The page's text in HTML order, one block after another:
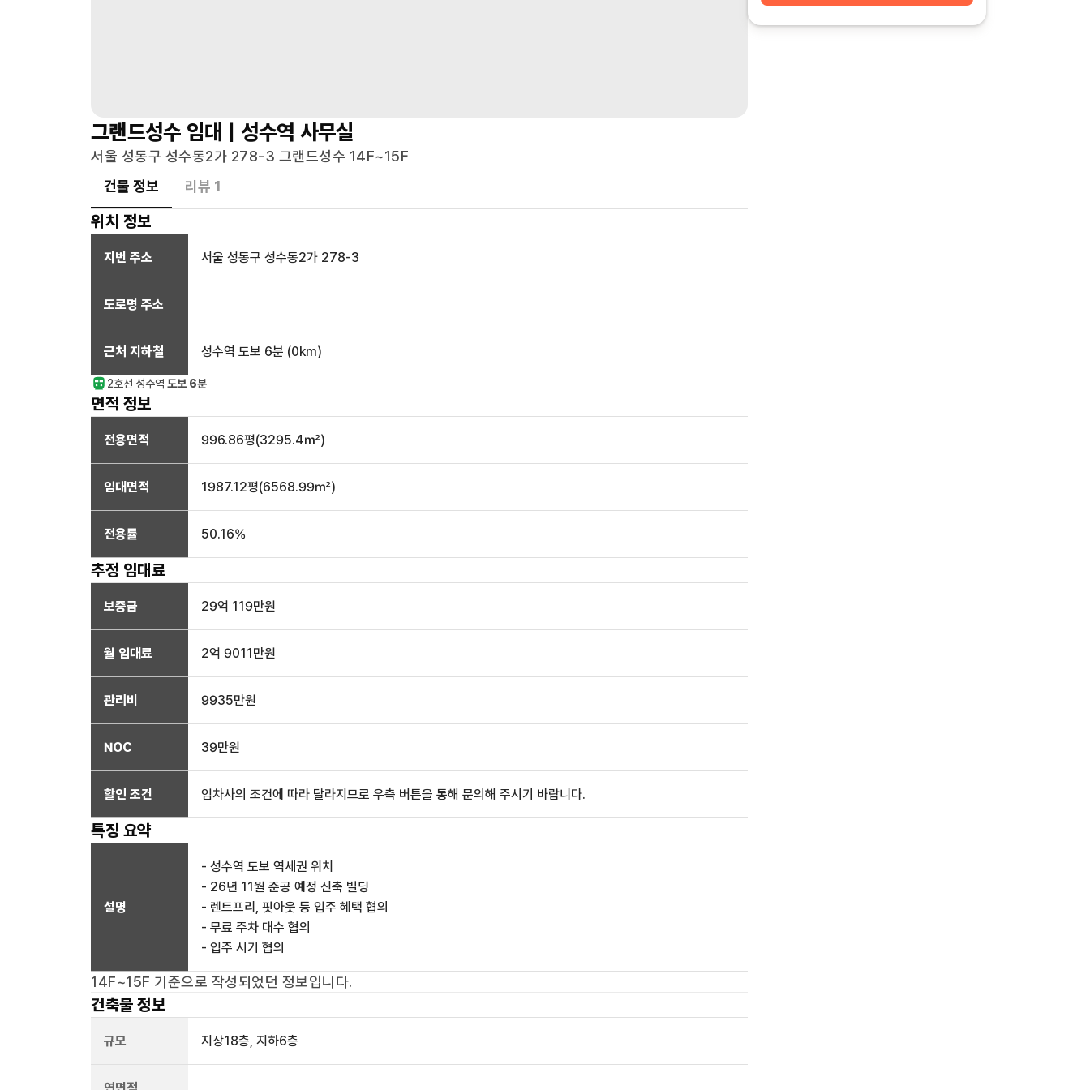
그랜드성수 임대 | 성수역 사무실
서울 성동구 성수동2가 278-3 그랜드성수 14F~15F
건물 정보
리뷰 1
위치 정보
지번 주소 서울 성동구 성수동2가 278-3
도로명 주소
근처 지하철 성수역 도보 6분 (0km)
2호선 성수역 도보 6분
면적 정보
전용면적 996.86평(3295.4㎡)
임대면적 1987.12평(6568.99㎡)
전용률 50.16%
추정 임대료
보증금 29억 119만원
월 임대료 2억 9011만원
관리비 9935만원
NOC 39만원
할인 조건 임차사의 조건에 따라 달라지므로 우측 버튼을 통해 문의해 주시기 바랍니다.
특징 요약
설명
- 성수역 도보 역세권 위치
- 26년 11월 준공 예정 신축 빌딩
- 렌트프리, 핏아웃 등 입주 혜택 협의
- 무료 주차 대수 협의
- 입주 시기 협의
14F~15F 기준으로 작성되었던 정보입니다.
건축물 정보
규모 지상18층, 지하6층